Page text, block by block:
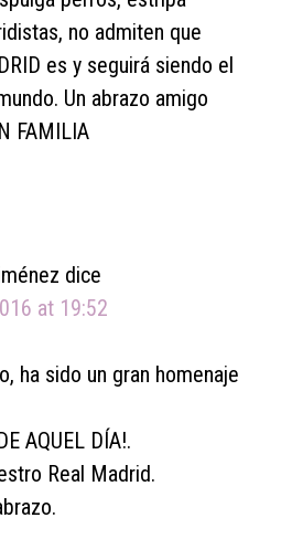
no admiten que
es y seguirá siendo el
Un abrazo amigo
FAMILIA
dice
at 19:52
ha sido un gran homenaje
AQUEL DÍA!.
Real Madrid.